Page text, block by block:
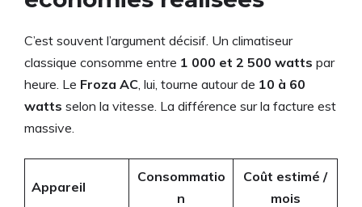
C’est souvent l’argument décisif. Un climatiseur
classique consomme entre 1 000 et 2 500 watts par
heure. Le Froza AC , lui, tourne autour de 10 à 60
watts selon la vitesse. La différence sur la facture est
massive.
Appareil
Consommatio
n
Coût estimé /
mois